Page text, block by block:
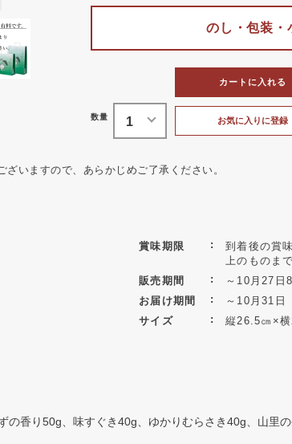
のし・包装・
お気に入りに登録
カートに入れる
いますので、あらかじめご了承ください。
賞味期限
到着後の賞
上のものま
販売期間
～10月27日
お届け期間
～10月31日
サイズ
縦26.5㎝×横
香り50g、味すぐき40g、ゆかりむらさき40g、山里